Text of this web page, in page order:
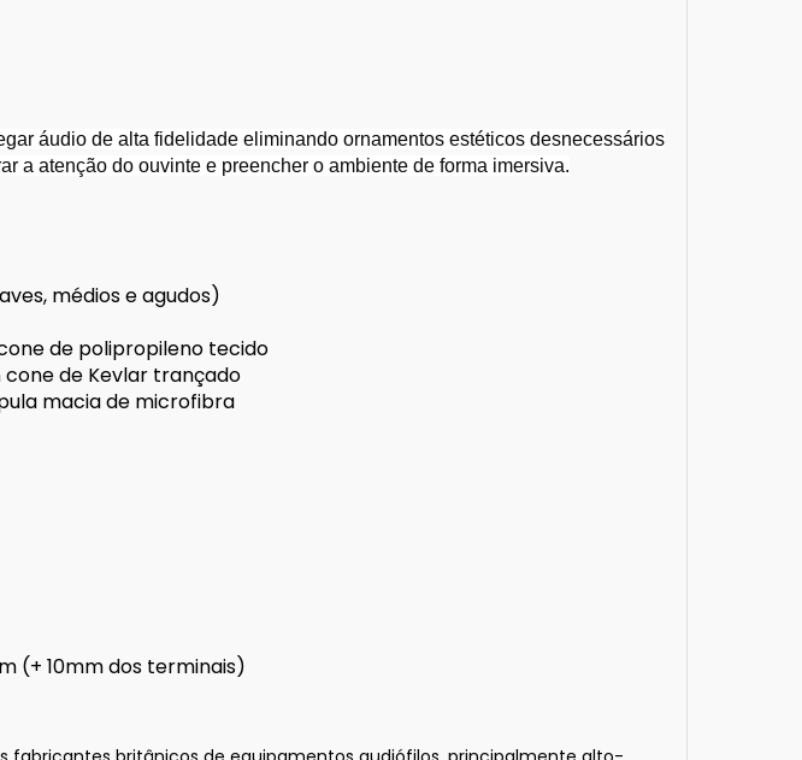
áudio de alta fidelidade eliminando ornamentos estéticos desnecessários
a atenção do ouvinte e preencher o ambiente de forma imersiva.
médios e agudos)
de polipropileno tecido
cone de Kevlar trançado
macia de microfibra
(+ 10mm dos terminais)